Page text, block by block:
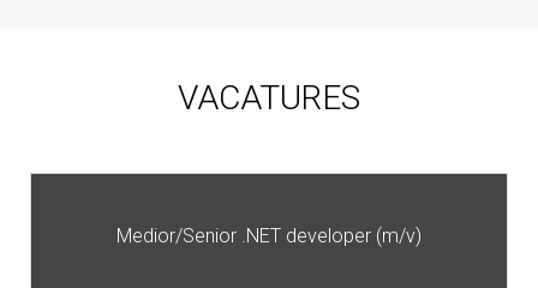
VACATURES
Medior/Senior .NET developer (m/v)